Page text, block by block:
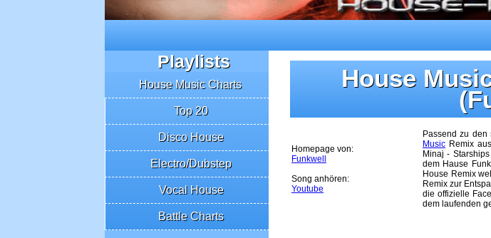
Playlists
House Music Charts
Top 20
Disco House
Electro/Dubstep
Vocal House
Battle Charts
House
Homepage von:
Funkwell
Song anhören:
Youtube
Passend zu
Music Remix
Minaj -
dem Hause
House Remix
Remix zur
die offizielle
dem laufenden